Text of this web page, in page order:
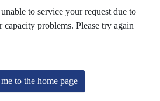
to service your request due to
problems. Please try again
to the home page